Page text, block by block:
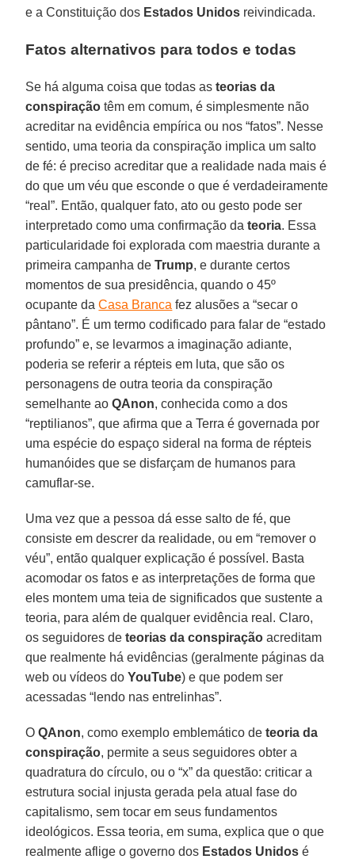
e a Constituição dos Estados Unidos reivindicada.
Fatos alternativos para todos e todas
Se há alguma coisa que todas asteorias da
conspiração têm em comum, é simplesmente não
acreditar na evidência empírica ou nos “fatos”. Nesse
sentido, uma teoria da conspiração implica um salto
de fé: é preciso acreditar que a realidade nada mais é
do que um véu que esconde o que é verdadeiramente
“real”. Então, qualquer fato, ato ou gesto pode ser
interpretado como uma confirmação dateoria. Essa
particularidade foi explorada com maestria durante a
primeira campanha deTrump, e durante certos
momentos de sua presidência, quando o 45º
ocupante daCasa Branca fez alusões a “secar o
pântano”. É um termo codificado para falar de “estado
profundo” e, se levarmos a imaginação adiante,
poderia se referir a répteis em luta, que são os
personagens de outra teoria da conspiração
semelhante aoQAnon, conhecida como a dos
“reptilianos”, que afirma que a Terra é governada por
uma espécie do espaço sideral na forma de répteis
humanóides que se disfarçam de humanos para
camuflar-se.
Uma vez que a pessoa dá esse salto de fé, que
consiste em descrer da realidade, ou em “remover o
véu”, então qualquer explicação é possível. Basta
acomodar os fatos e as interpretações de forma que
eles montem uma teia de significados que sustente a
teoria, para além de qualquer evidência real. Claro,
os seguidores deteorias da conspiração acreditam
que realmente há evidências (geralmente páginas da
web ou vídeos doYouTube) e que podem ser
acessadas “lendo nas entrelinhas”.
OQAnon, como exemplo emblemático deteoria da
conspiração, permite a seus seguidores obter a
quadratura do círculo, ou o “x” da questão: criticar a
estrutura social injusta gerada pela atual fase do
capitalismo, sem tocar em seus fundamentos
ideológicos. Essa teoria, em suma, explica que o que
realmente aflige o governo dos Estados Unidos é